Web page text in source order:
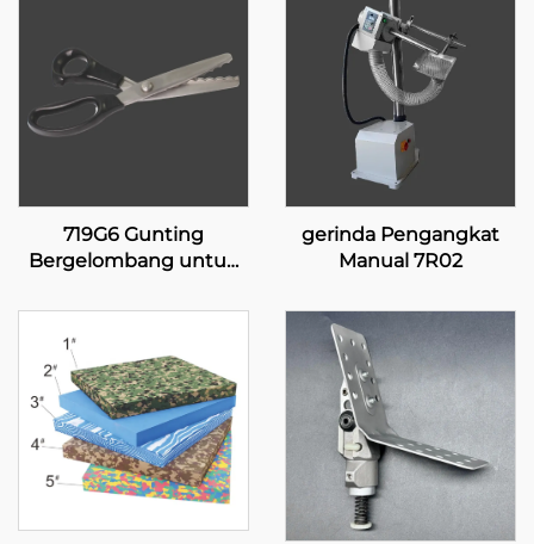
719G6 Gunting
Bergelombang untuk
gerinda Pengangkat
Manual 7R02